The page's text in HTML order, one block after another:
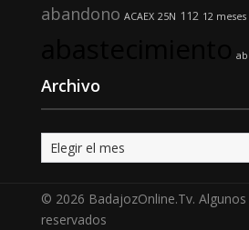
abandono ACAEX 25N 112 12
Archivo
Archivo
© 2026 BadajozOnline.Tv.
reservados